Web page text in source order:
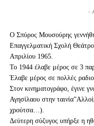
-
Ο Σπύρος Μουσούρης
Επαγγελματική Σχολή
Απριλίου 1965.
Το 1944 έλαβε μέρος σε 3
Έλαβε μέρος σε πολλές
Στον κινηματογράφο, έγινε
Αγησίλαου στην
χρούτσα…).
Δεύτερη σύζυγος υπήρξε η